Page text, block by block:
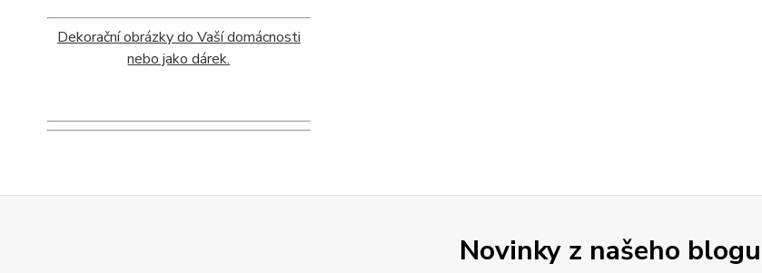
Dekorační obrázky do Vaší domácnosti
nebo jako dárek.
Novinky z našeho blogu